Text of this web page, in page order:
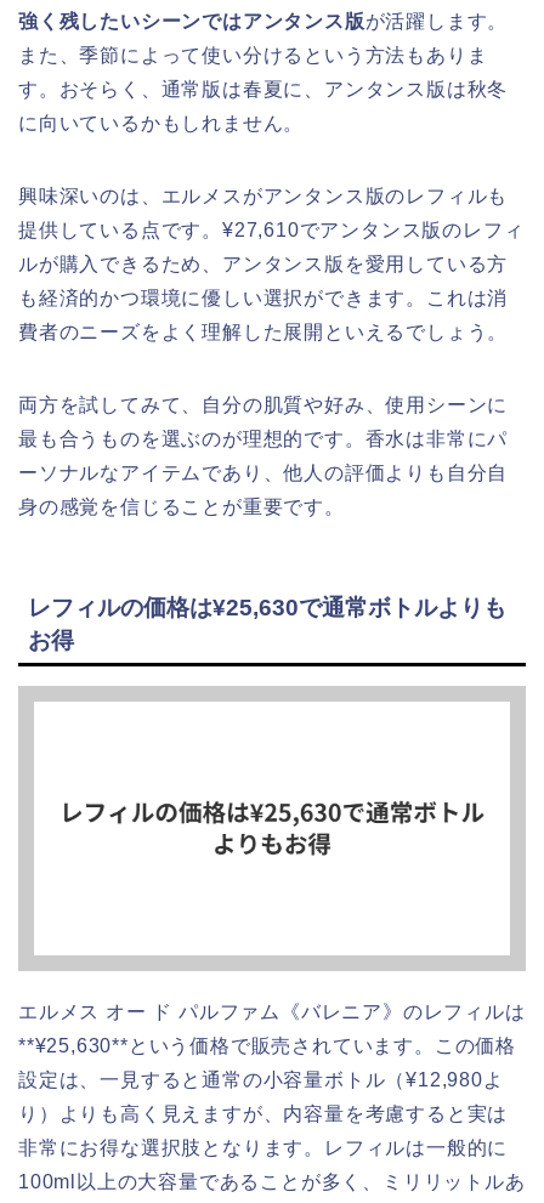
強く残したいシーンではアンタンス版が活躍します。
また、季節によって使い分けるという方法もありま
す。おそらく、通常版は春夏に、アンタンス版は秋冬
に向いているかもしれません。
興味深いのは、エルメスがアンタンス版のレフィルも
提供している点です。¥27,610でアンタンス版のレフィ
ルが購入できるため、アンタンス版を愛用している方
も経済的かつ環境に優しい選択ができます。これは消
費者のニーズをよく理解した展開といえるでしょう。
両方を試してみて、自分の肌質や好み、使用シーンに
最も合うものを選ぶのが理想的です。香水は非常にパ
ーソナルなアイテムであり、他人の評価よりも自分自
身の感覚を信じることが重要です。
レフィルの価格は¥25,630で通常ボトルよりも
お得
エルメス オー ド パルファム《バレニア》のレフィルは
**¥25,630**という価格で販売されています。この価格
設定は、一見すると通常の小容量ボトル（¥12,980よ
り）よりも高く見えますが、内容量を考慮すると実は
非常にお得な選択肢となります。レフィルは一般的に
100ml以上の大容量であることが多く、ミリリットルあ